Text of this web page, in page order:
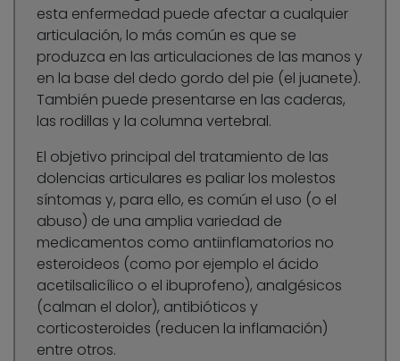
esta enfermedad puede afectar a cualquier
articulación, lo más común es que se
produzca en las articulaciones de las manos y
en la base del dedo gordo del pie (el juanete).
También puede presentarse en las caderas,
las rodillas y la columna vertebral.
El objetivo principal del tratamiento de las
dolencias articulares es paliar los molestos
síntomas y, para ello, es común el uso (o el
abuso) de una amplia variedad de
medicamentos como antiinflamatorios no
esteroideos (como por ejemplo el ácido
acetilsalicílico o el ibuprofeno), analgésicos
(calman el dolor), antibióticos y
corticosteroides (reducen la inflamación)
entre otros.